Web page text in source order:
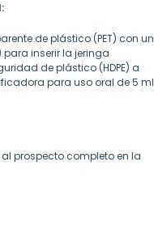
de plástico (PET) con un
para inserir la jeringa
de plástico (HDPE) a
para uso oral de 5 ml
prospecto completo en la